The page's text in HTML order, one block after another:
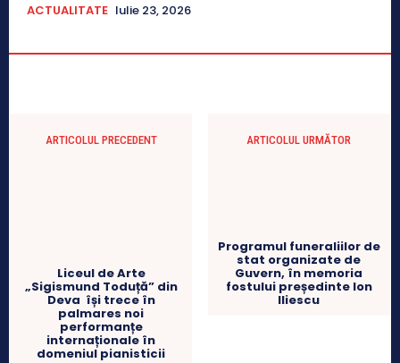
ACTUALITATE Iulie 23, 2026
ARTICOLUL PRECEDENT
Liceul de Arte
„Sigismund Toduță” din
Deva își trece în
palmares noi
performanțe
internaționale în
domeniul pianisticii
ARTICOLUL URMĂTOR
Programul funeraliilor de
stat organizate de
Guvern, în memoria
fostului președinte Ion
Iliescu